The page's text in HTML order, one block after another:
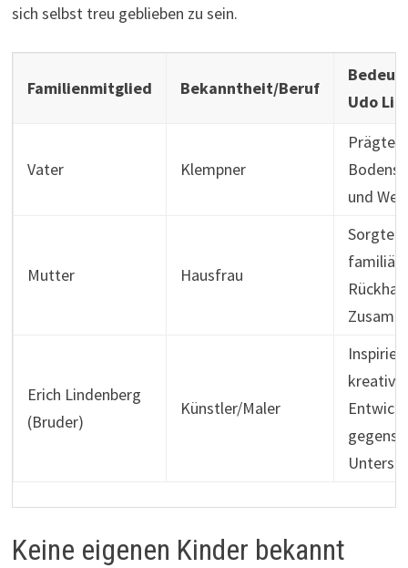
sich selbst treu geblieben zu sein.
Familienmitglied Bekanntheit/Beruf
Udo
Vater Klempner
Prägte
und
Mutter Hausfrau
Sorgte
Erich Lindenberg
(Bruder)
Künstler/Maler
kreative
Keine eigenen Kinder bekannt